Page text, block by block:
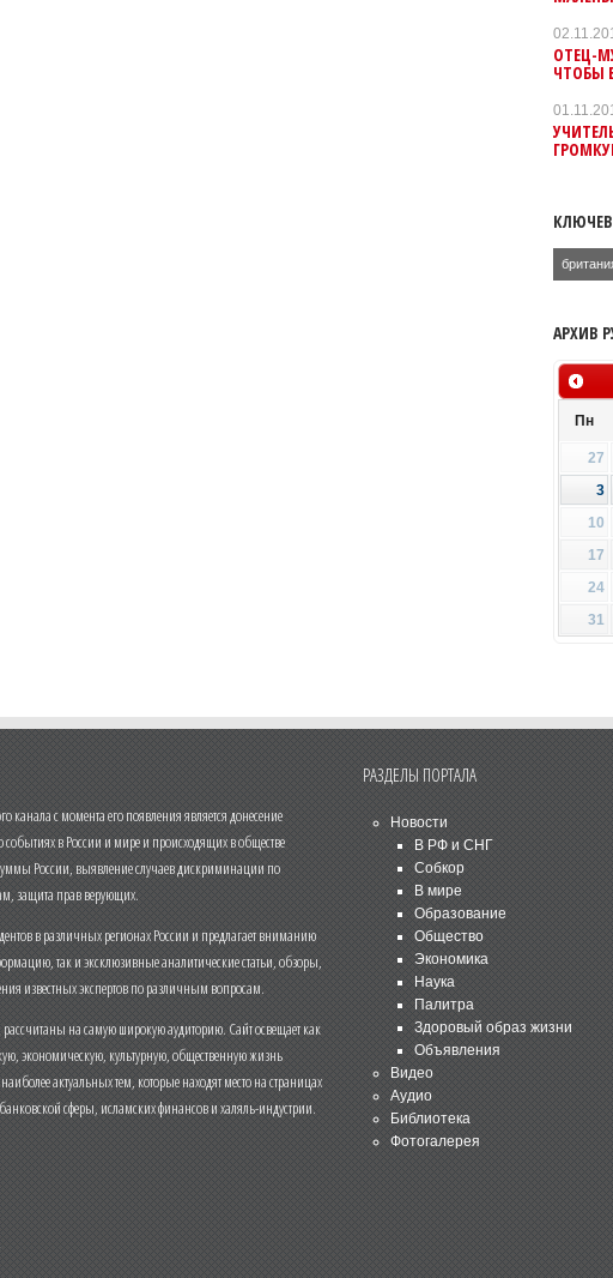
ОТЕЦ-
ЧТОБЫ
АРХИВ
Пн
27
3
10
17
24
31
с момента его появления является донесение
в России и мире и происходящих в обществе
России, выявление случаев дискриминации по
защита прав верующих.
в различных регионах России и предлагает вниманию
так и эксклюзивные аналитические статьи, обзоры,
известных экспертов по различным вопросам.
на самую широкую аудиторию. Сайт освещает как
экономическую, культурную, общественную жизнь
актуальных тем, которые находят место на страницах
сферы, исламских финансов и халяль-индустрии.
РАЗДЕЛЫ ПОРТАЛА
Новости
В РФ и СНГ
Собкор
В мире
Образование
Общество
Экономика
Наука
Палитра
Здоровый образ жизни
Объявления
Видео
Аудио
Библиотека
Фотогалерея